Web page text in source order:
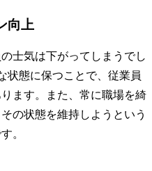
向上
士気は下がってしまうでし
状態に保つことで、従業員
ます。また、常に職場を綺
の状態を維持しようという
。